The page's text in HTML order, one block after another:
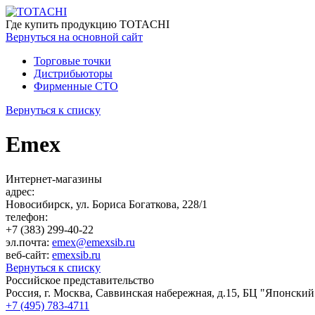
Где купить продукцию TOTACHI
Вернуться на основной сайт
Торговые точки
Дистрибьюторы
Фирменные СТО
Вернуться к списку
Emex
Интернет-магазины
адрес:
Новосибирск, ул. Бориса Богаткова, 228/1
телефон:
+7 (383) 299-40-22
эл.почта: emex@emexsib.ru
веб-сайт: emexsib.ru
Вернуться к списку
Российское представительство
Россия, г. Москва, Саввинская набережная, д.15, БЦ
+7 (495) 783-4711